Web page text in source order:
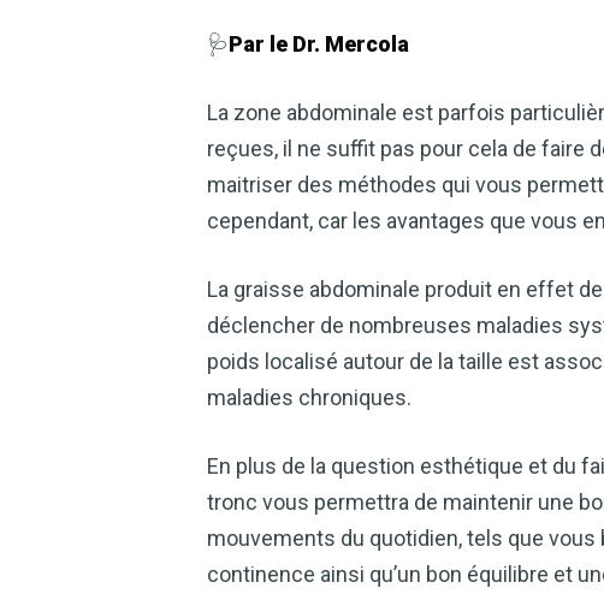
🩺Par le Dr. Mercola
La zone abdominale est parfois
reçues, il ne suffit pas pour cela de faire
maitriser des méthodes qui vous
cependant, car les avantages que vous
La graisse abdominale produit en effet
déclencher de nombreuses maladies
poids localisé autour de la taille est
maladies chroniques.
En plus de la question esthétique et du
tronc vous permettra de maintenir une
mouvements du quotidien, tels que
continence ainsi qu’un bon équilibre et